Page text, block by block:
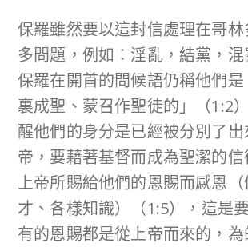
保羅雖然要以這封信處理在哥
多問題，例如：淫亂，結黨，
保羅在開首的問候語仍稱他們
裏成聖、蒙召作聖徒的」（1:2
醒他們的身分是已經被分別了
帝，要藉著基督而成為聖潔的
上帝所賜給他們的恩賜而感恩
才、各樣知識）（1:5），這是
有的恩賜都是從上帝而來的，